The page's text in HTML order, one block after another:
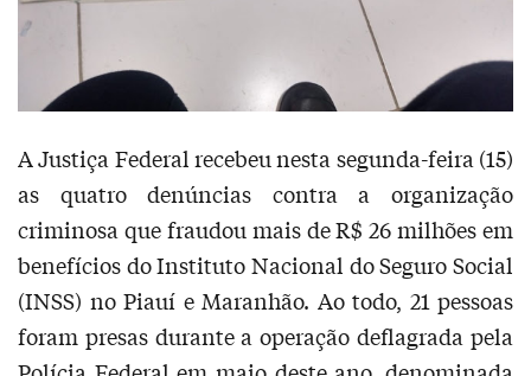
A Justiça Federal recebeu nesta segunda-feira (15)
as quatro denúncias contra a organização
criminosa que fraudou mais de R$ 26 milhões em
benefícios do Instituto Nacional do Seguro Social
(INSS) no Piauí e Maranhão. Ao todo, 21 pessoas
foram presas durante a operação deflagrada pela